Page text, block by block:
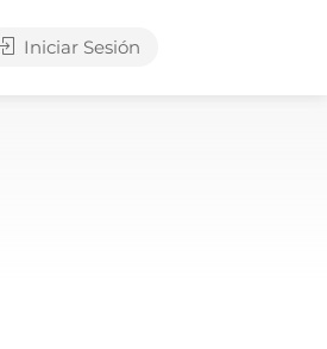
Iniciar Sesión